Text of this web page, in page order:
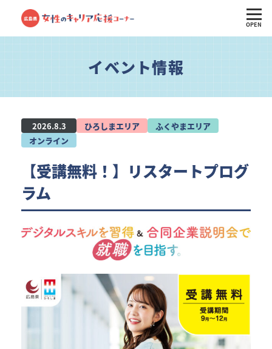
OPEN
イベント情報
2026.8.3 ひろしまエリア
ふくやまエリア
オンライン
【受講無料！】リスタートプログ
ラム